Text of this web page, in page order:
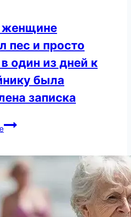
пес и просто
один из дней к
была
записка
Домой
приходил
пес
и
просто